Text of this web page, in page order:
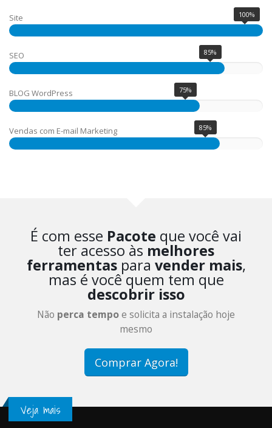
Site 100%
SEO 85%
BLOG WordPress 75%
Vendas com E-mail Marketing 85%
É com esse Pacote que você vai
ter acesso às melhores
ferramentaspara vender mais,
mas é você quem tem que
descobrir isso
Não perca tempoe solicita a instalação hoje
mesmo
Comprar Agora!
Veja mais